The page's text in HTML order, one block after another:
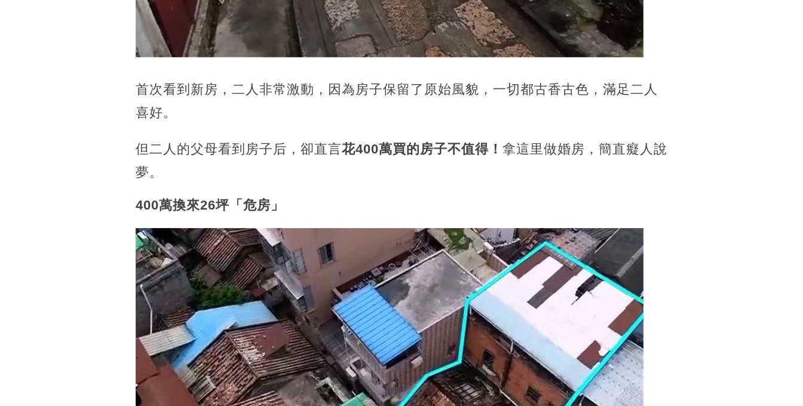
首次看到新房，二人非常激動，因為房子保留了原始風貌，一切都古香古色，滿足二人
喜好。
但二人的父母看到房子后，卻直言花400萬買的房子不值得！ 拿這里做婚房，簡直癡人說
夢。
400萬換來26坪「危房」